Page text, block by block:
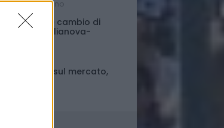
del Delfino
chiuse e cambio di
per Giulianova-
di stallo sul mercato,